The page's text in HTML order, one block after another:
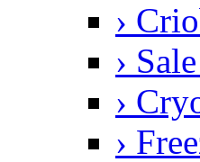
›
›
›
›